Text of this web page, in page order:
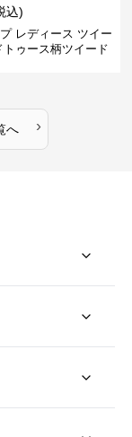
込)
レディース ツイー
トゥース柄ツイード
へ ›